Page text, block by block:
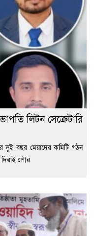
লিটন সেক্রেটারি
দুই বছর মেয়াদের কমিটি গঠন
পৌর